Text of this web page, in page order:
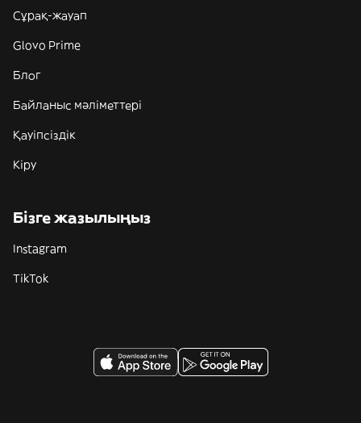
Сұрақ-жауап
Glovo Prime
Блог
Байланыс мәліметтері
Қауіпсіздік
Кіру
Бізге жазылыңыз
Instagram
TikTok